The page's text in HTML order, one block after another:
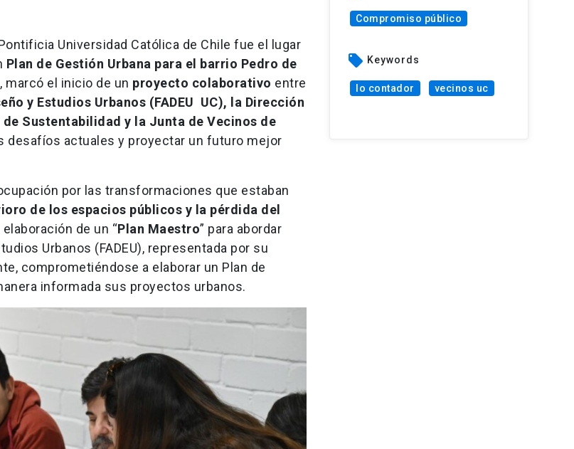
Universidad Católica de Chile fue el lugar
Plan de Gestión Urbana para el barrio Pedro de
marcó el inicio de un proyecto colaborativo entre
y Estudios Urbanos (FADEU UC), la Dirección
Sustentabilidad y la Junta de Vecinos de
desafíos actuales y proyectar un futuro mejor
por las transformaciones que estaban
de los espacios públicos y la pérdida del
de un “Plan Maestro” para abordar
Urbanos (FADEU), representada por su
comprometiéndose a elaborar un Plan de
informada sus proyectos urbanos.
Compromiso público
local_offer Keywords
lo contador vecinos uc